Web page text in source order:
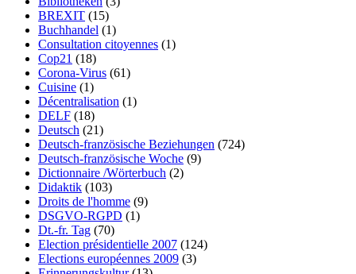
BREXIT (15)
Buchhandel (1)
Consultation citoyennes (1)
Cop21 (18)
Corona-Virus (61)
Cuisine (1)
Décentralisation (1)
DELF (18)
Deutsch (21)
Deutsch-französische Beziehungen (724)
Deutsch-französische Woche (9)
Dictionnaire /Wörterbuch (2)
Didaktik (103)
Droits de l'homme (9)
DSGVO-RGPD (1)
Dt.-fr. Tag (70)
Election présidentielle 2007 (124)
Elections européennes 2009 (3)